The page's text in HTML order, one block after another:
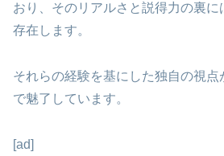
おり、そのリアルさと説得力の裏
存在します。
それらの経験を基にした独自の視
で魅了しています。
[ad]